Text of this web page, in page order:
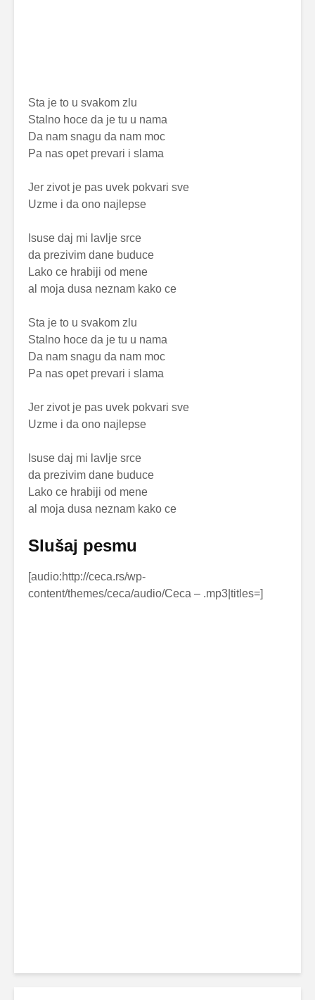
Sta je to u svakom zlu
Stalno hoce da je tu u nama
Da nam snagu da nam moc
Pa nas opet prevari i slama
Jer zivot je pas uvek pokvari sve
Uzme i da ono najlepse
Isuse daj mi lavlje srce
da prezivim dane buduce
Lako ce hrabiji od mene
al moja dusa neznam kako ce
Sta je to u svakom zlu
Stalno hoce da je tu u nama
Da nam snagu da nam moc
Pa nas opet prevari i slama
Jer zivot je pas uvek pokvari sve
Uzme i da ono najlepse
Isuse daj mi lavlje srce
da prezivim dane buduce
Lako ce hrabiji od mene
al moja dusa neznam kako ce
Slušaj pesmu
[audio:http://ceca.rs/wp-
content/themes/ceca/audio/Ceca – .mp3|titles=]